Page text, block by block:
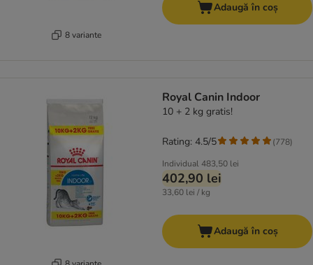
8 variante
Adaugă în coș
Royal Canin Indoor
10 + 2 kg gratis!
Individual483,50 lei
402,90 lei
33,60 lei / kg
Rating: 4.5/5 (778)
Adaugă în coș